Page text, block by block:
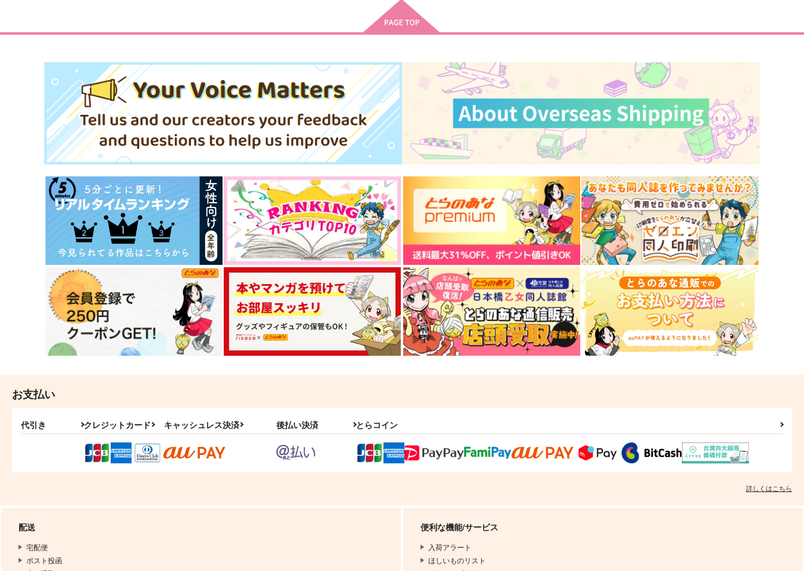
お支払い
代引き クレジットカード キャッシュレス決済 後払い決済 とらコイン
詳しくはこちら
配送
宅配便
ポスト投函
便利な機能/サービス
入荷アラート
ほしいものリスト